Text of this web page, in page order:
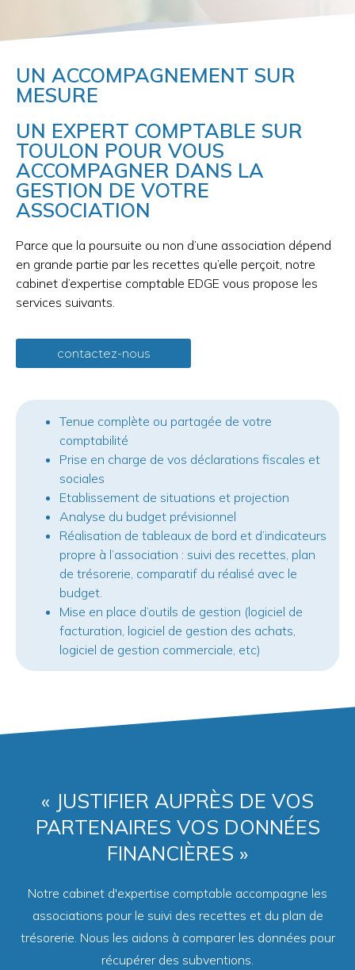
UN ACCOMPAGNEMENT SUR
MESURE
UN EXPERT COMPTABLE SUR
TOULON POUR VOUS
ACCOMPAGNER DANS LA
GESTION DE VOTRE
ASSOCIATION
Parce que la poursuite ou non d’une association dépend
en grande partie par les recettes qu’elle perçoit, notre
cabinet d’expertise comptable EDGE vous propose les
services suivants.
contactez-nous
Tenue complète ou partagée de votre
comptabilité
Prise en charge de vos déclarations fiscales et
sociales
Etablissement de situations et projection
Analyse du budget prévisionnel
Réalisation de tableaux de bord et d’indicateurs
propre à l’association : suivi des recettes, plan
de trésorerie, comparatif du réalisé avec le
budget.
Mise en place d’outils de gestion (logiciel de
facturation, logiciel de gestion des achats,
logiciel de gestion commerciale, etc)
« JUSTIFIER AUPRÈS DE VOS
PARTENAIRES VOS DONNÉES
FINANCIÈRES »
Notre cabinet d'expertise comptable accompagne les
associations pour le suivi des recettes et du plan de
trésorerie. Nous les aidons à comparer les données pour
récupérer des subventions.